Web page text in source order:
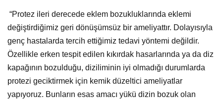
“Protez ileri derecede eklem bozukluklarında eklemi
değiştirdiğimiz geri dönüşümsüz bir ameliyattır. Dolayısıyla
genç hastalarda tercih ettiğimiz tedavi yöntemi değildir.
Özellikle erken tespit edilen kıkırdak hasarlarında ya da diz
kapağının bozulduğu, diziliminin iyi olmadığı durumlarda
protezi geciktirmek için kemik düzeltici ameliyatlar
yapıyoruz. Bunların esas amacı yükü dizin bozuk olan